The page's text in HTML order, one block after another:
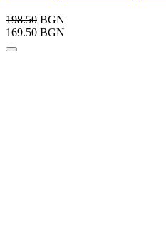
198.50 BGN
169.50 BGN